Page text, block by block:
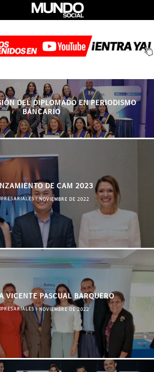
DEL DIPLOMADO EN PERIODISMO
BANCARIO
DE CAM 2023
|NOVIEMBRE DE 2022
VICENTE PASCUAL BARQUERO
| NOVIEMBRE DE 2022